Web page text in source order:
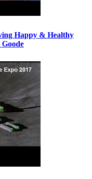
Happy & Healthy